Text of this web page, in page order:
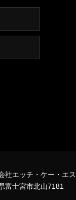
社エッチ・ケー・エス
富士宮市北山7181